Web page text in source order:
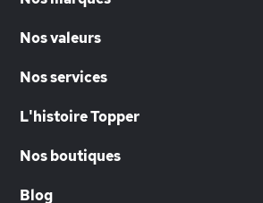
Nos valeurs
Nos services
L'histoire Topper
Nos boutiques
Blog